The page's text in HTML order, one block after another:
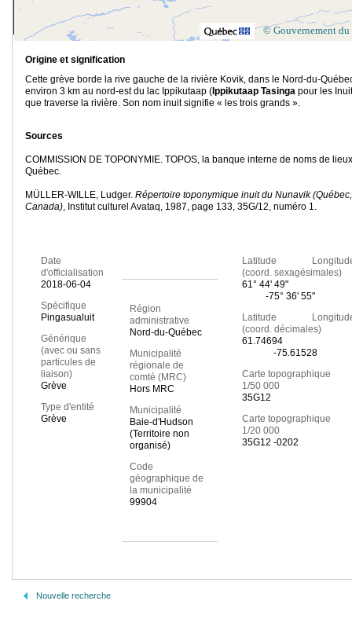
© Gouvernement du
Origine et signification
Cette grève borde la rive gauche de la rivière Kovik, dans le Nord-du-
environ 3 km au nord-est du lac Ippikutaap ( Ippikutaap Tasinga pour les
que traverse la rivière. Son nom inuit signifie « les trois grands ».
Sources
COMMISSION DE TOPONYMIE. TOPOS, la banque interne de noms de
Québec.
MÜLLER-WILLE, Ludger. Répertoire toponymique inuit du Nunavik (Québec,
Canada), Institut culturel Avataq, 1987, page 133, 35G/12, numéro 1.
Date
d'officialisation
2018-06-04
Spécifique
Pingasualuit
Générique
(avec ou sans
particules de
liaison)
Grève
Type d'entité
Grève
Région
administrative
Nord-du-Québec
Municipalité
régionale de
comté (MRC)
Hors MRC
Municipalité
Baie-d'Hudson
(Territoire non
organisé)
Code
géographique de
la municipalité
99904
Latitude
(coord. sexagésimales)
61° 44' 49"
-75° 36' 55"
Latitude
(coord. décimales)
61.74694
-75.61528
Carte topographique
1/50 000
35G12
Carte topographique
1/20 000
35G12 -0202
Nouvelle recherche